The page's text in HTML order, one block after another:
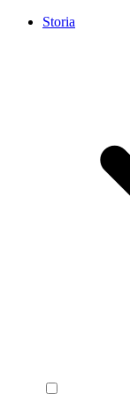
Storia